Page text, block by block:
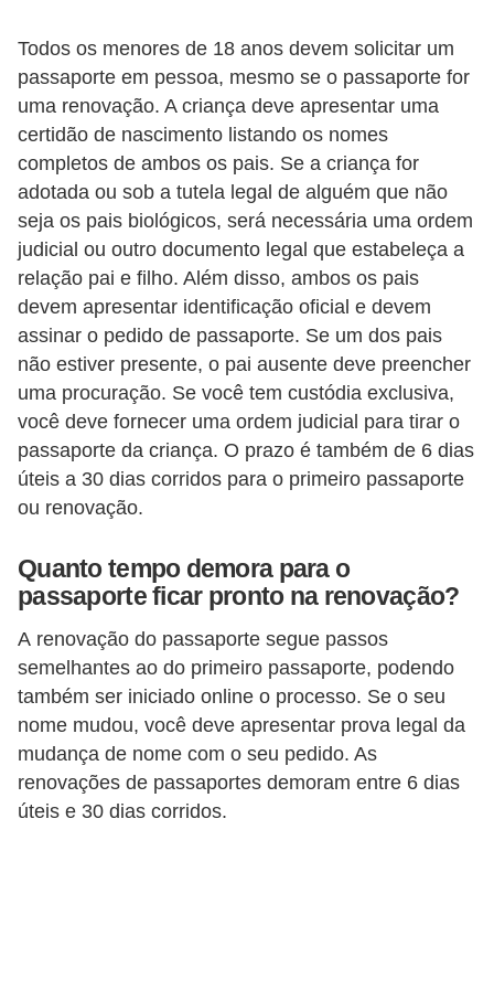
Todos os menores de 18 anos devem solicitar um
passaporte em pessoa, mesmo se o passaporte for
uma renovação. A criança deve apresentar uma
certidão de nascimento listando os nomes
completos de ambos os pais. Se a criança for
adotada ou sob a tutela legal de alguém que não
seja os pais biológicos, será necessária uma ordem
judicial ou outro documento legal que estabeleça a
relação pai e filho. Além disso, ambos os pais
devem apresentar identificação oficial e devem
assinar o pedido de passaporte. Se um dos pais
não estiver presente, o pai ausente deve preencher
uma procuração. Se você tem custódia exclusiva,
você deve fornecer uma ordem judicial para tirar o
passaporte da criança. O prazo é também de 6 dias
úteis a 30 dias corridos para o primeiro passaporte
ou renovação.
Quanto tempo demora para o
passaporte ficar pronto na renovação?
A renovação do passaporte segue passos
semelhantes ao do primeiro passaporte, podendo
também ser iniciado online o processo. Se o seu
nome mudou, você deve apresentar prova legal da
mudança de nome com o seu pedido. As
renovações de passaportes demoram entre 6 dias
úteis e 30 dias corridos.
e
n
t
e
r
n
e
t
E
l
e
t
r
n
i
c
a
F
u
t
e